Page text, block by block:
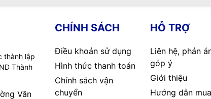
thành lập
Thành
Văn
CHÍNH SÁCH
Điều khoản sử dụng
Hình thức thanh toán
Chính sách vận
chuyển
HỖ TRỢ
Liên hệ, phản
góp ý
Giới thiệu
Hướng dẫn